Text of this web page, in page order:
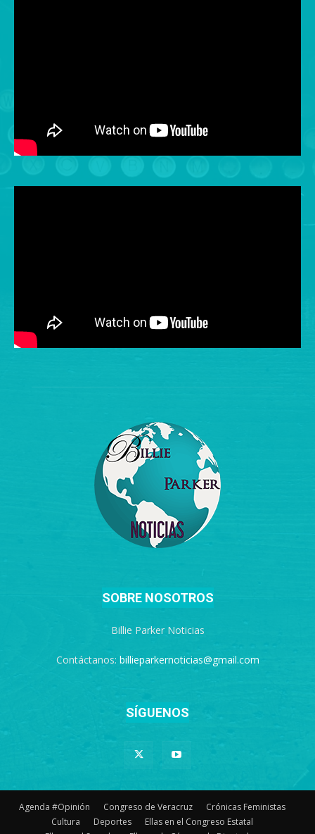
SOBRE NOSOTROS
Billie Parker Noticias
Contáctanos: billieparkernoticias@gmail.com
SÍGUENOS
Agenda #Opinión Congreso de Veracruz
Crónicas Feministas
Cultura
Deportes
Ellas en el Congreso Estatal